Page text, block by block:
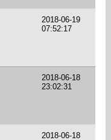
2018-06-19
07:52:17
2018-06-18
23:02:31
2018-06-18